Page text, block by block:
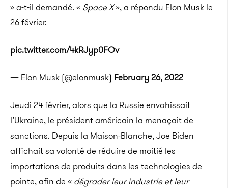
» a-t-il demandé. « Space X», a répondu Elon Musk le
26 février.
pic.twitter.com/4kRJyp0FOv
— Elon Musk (@elonmusk) February 26, 2022
Jeudi 24 février, alors que la Russie envahissait
l’Ukraine, le président américain la menaçait de
sanctions. Depuis la Maison-Blanche, Joe Biden
affichait sa volonté de réduire de moitié les
importations de produits dans les technologies de
pointe, afin de « dégrader leur industrie et leur